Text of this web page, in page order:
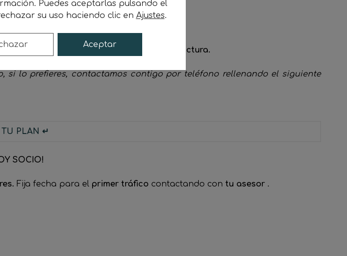
Reducción de ineficiencias.
por o pagaré a 60 días de factura.
si lo prefieres, contactamos contigo por teléfono rellenando el siguiente
TU PLAN ↵
SOCIO!
Fija fecha para elprimer tráfico contactando con tu asesor.
Puedes aceptarlas pulsando el
su uso haciendo clic en Ajustes.
Aceptar